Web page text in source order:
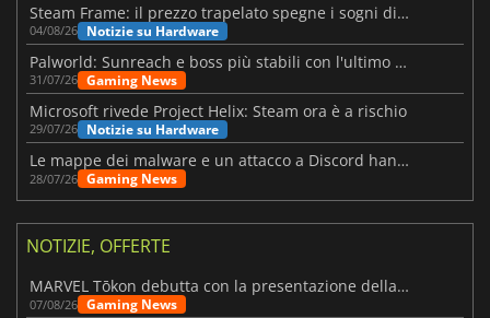
Steam Frame: il prezzo trapelato spegne i sogni di un VR economico
04/08/26 Notizie su Hardware
Palworld: Sunreach e boss più stabili con l'ultimo update
31/07/26 Gaming News
Microsoft rivede Project Helix: Steam ora è a rischio
29/07/26 Notizie su Hardware
Le mappe dei malware e un attacco a Discord hanno colpito Meccha Chameleon
28/07/26 Gaming News
NOTIZIE, OFFERTE
MARVEL Tōkon debutta con la presentazione della roadmap per il primo anno
07/08/26 Gaming News